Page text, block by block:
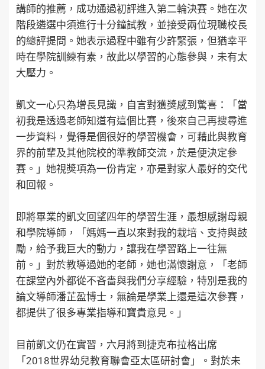
講師的推薦，成功通過初評進入第二輪決賽。她在次
階段遴選中須進行十分鐘試教，並接受兩位現職校長
的總評提問。她表示過程中雖有少許緊張，但猶幸平
時在學院訓練有素，故此以學習的心態參與，未有太
大壓力。
凱文一心只為增長見識，自言對獲獎感到驚喜：「當
初我是透過老師知道有這個比賽，後來自己再搜尋進
一步資料，覺得是個很好的學習機會，可藉此與教育
界的前輩及其他院校的準教師交流，於是便決定參
賽。」她視獎項為一份肯定，亦是對家人最好的交代
和回報。
即將畢業的凱文回望四年的學習生涯，最想感謝母親
和學院導師，「媽媽一直以來對我的栽培、支持與鼓
勵，給予我巨大的動力，讓我在學習路上一往無
前。」對於教導過她的老師，她也滿懷謝意，「老師
在課堂內外都從不吝嗇與我們分享經驗，特別是我的
論文導師潘芷盈博士，無論是學業上還是這次參賽，
都提供了很多專業指導和寶貴意見。」
目前凱文仍在實習，六月將到捷克布拉格出席
「2018世界幼兒教育聯會亞太區研討會」。對於未